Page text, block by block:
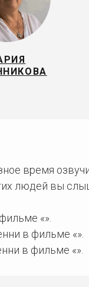
время
людей вы
«».
в фильме «».
в фильме «».